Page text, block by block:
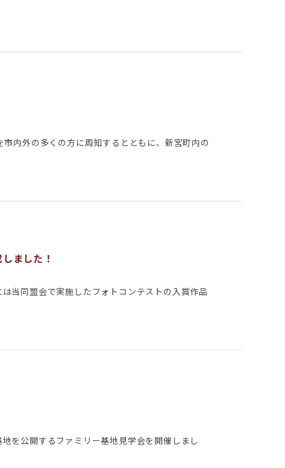
内外の多くの方に周知するとともに、新宮町内の
ました！
当同盟会で実施したフォトコンテストの入賞作品
を公開するファミリー基地見学会を開催しまし